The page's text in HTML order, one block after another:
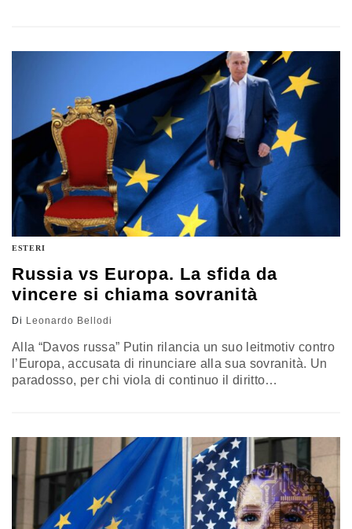
ESTERI
Russia vs Europa. La sfida da
vincere si chiama sovranità
Di Leonardo Bellodi
Alla “Davos russa” Putin rilancia un suo leitmotiv contro
l’Europa, accusata di rinunciare alla sua sovranità. Un
paradosso, per chi viola di continuo il diritto